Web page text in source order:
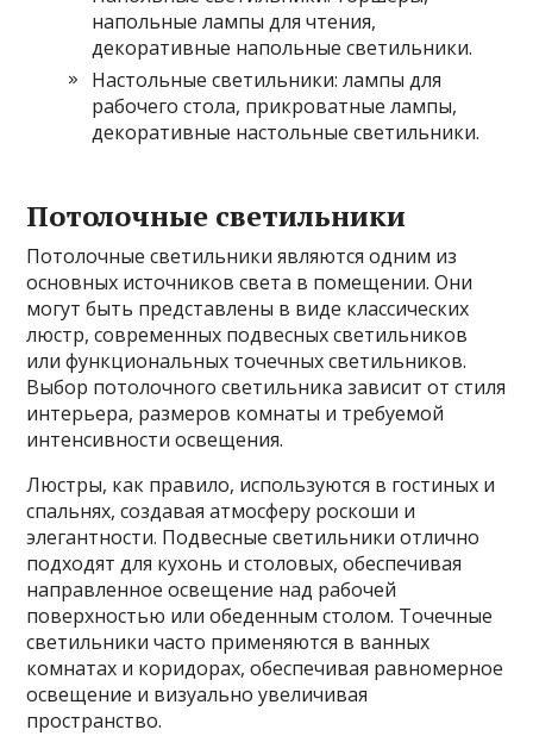
напольные лампы для чтения,
декоративные напольные светильники.
Настольные светильники: лампы для
рабочего стола, прикроватные лампы,
декоративные настольные светильники.
Потолочные светильники
Потолочные светильники являются одним из
основных источников света в помещении. Они
могут быть представлены в виде классических
люстр, современных подвесных светильников
или функциональных точечных светильников.
Выбор потолочного светильника зависит от стиля
интерьера, размеров комнаты и требуемой
интенсивности освещения.
Люстры, как правило, используются в гостиных и
спальнях, создавая атмосферу роскоши и
элегантности. Подвесные светильники отлично
подходят для кухонь и столовых, обеспечивая
направленное освещение над рабочей
поверхностью или обеденным столом. Точечные
светильники часто применяются в ванных
комнатах и коридорах, обеспечивая равномерное
освещение и визуально увеличивая
пространство.